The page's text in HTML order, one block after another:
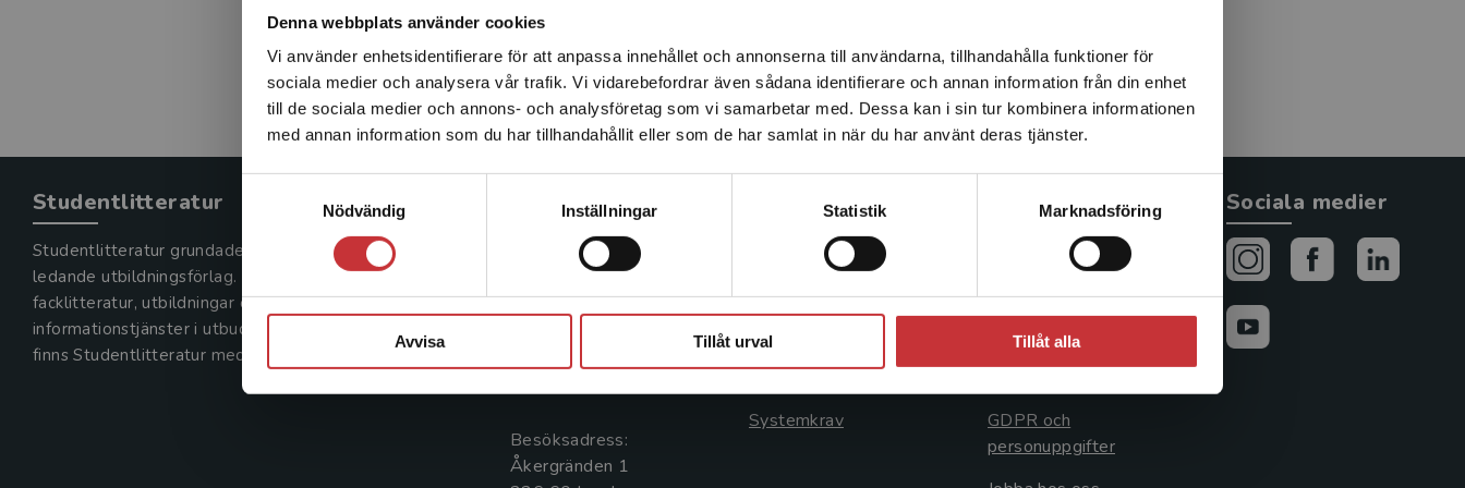
Denna webbplats använder cookies
Vi använder enhetsidentifierare för att anpassa innehållet och annonserna till användarna, tillhandahålla funktioner för
sociala medier och analysera vår trafik. Vi vidarebefordrar även sådana identifierare och annan information från din enhet
till de sociala medier och annons- och analysföretag som vi samarbetar med. Dessa kan i sin tur kombinera informationen
med annan information som du har tillhandahållit eller som de har samlat in när du har använt deras tjänster.
Nödvändig
Inställningar Statistik Marknadsföring
Avvisa Tillåt urval Tillåt alla
Det verkar som att du besöker studentlitteratur.se via en
enhet utanför Sverige. Vi erbjuder inte leveranser utanför
Sverige. För att kunna slutföra ett köp måste
leveransadressen vara i Sverige.Läs mer
Studentlitteratur
Studentlitteratur grundades 1963 och är idag Sveriges
ledande utbildningsförlag. Med läromedel, kurslitteratur,
facklitteratur, utbildningar och digitala
informationstjänster i utbudet,
finns Studentlitteratur med längs hela kunskapsresan.
Kontakta oss
Kontakta oss
046-31 20 00
Box 141
221 00 Lund
Besöksadress:
Åkergränden 1
Kundservice
Kontakta kundservice
046-31 21 00
Frågor och svar
Systemkrav
Allmänna länkar
Avtal och rättigheter
Cookies
GDPR och
personuppgifter
Sociala medier